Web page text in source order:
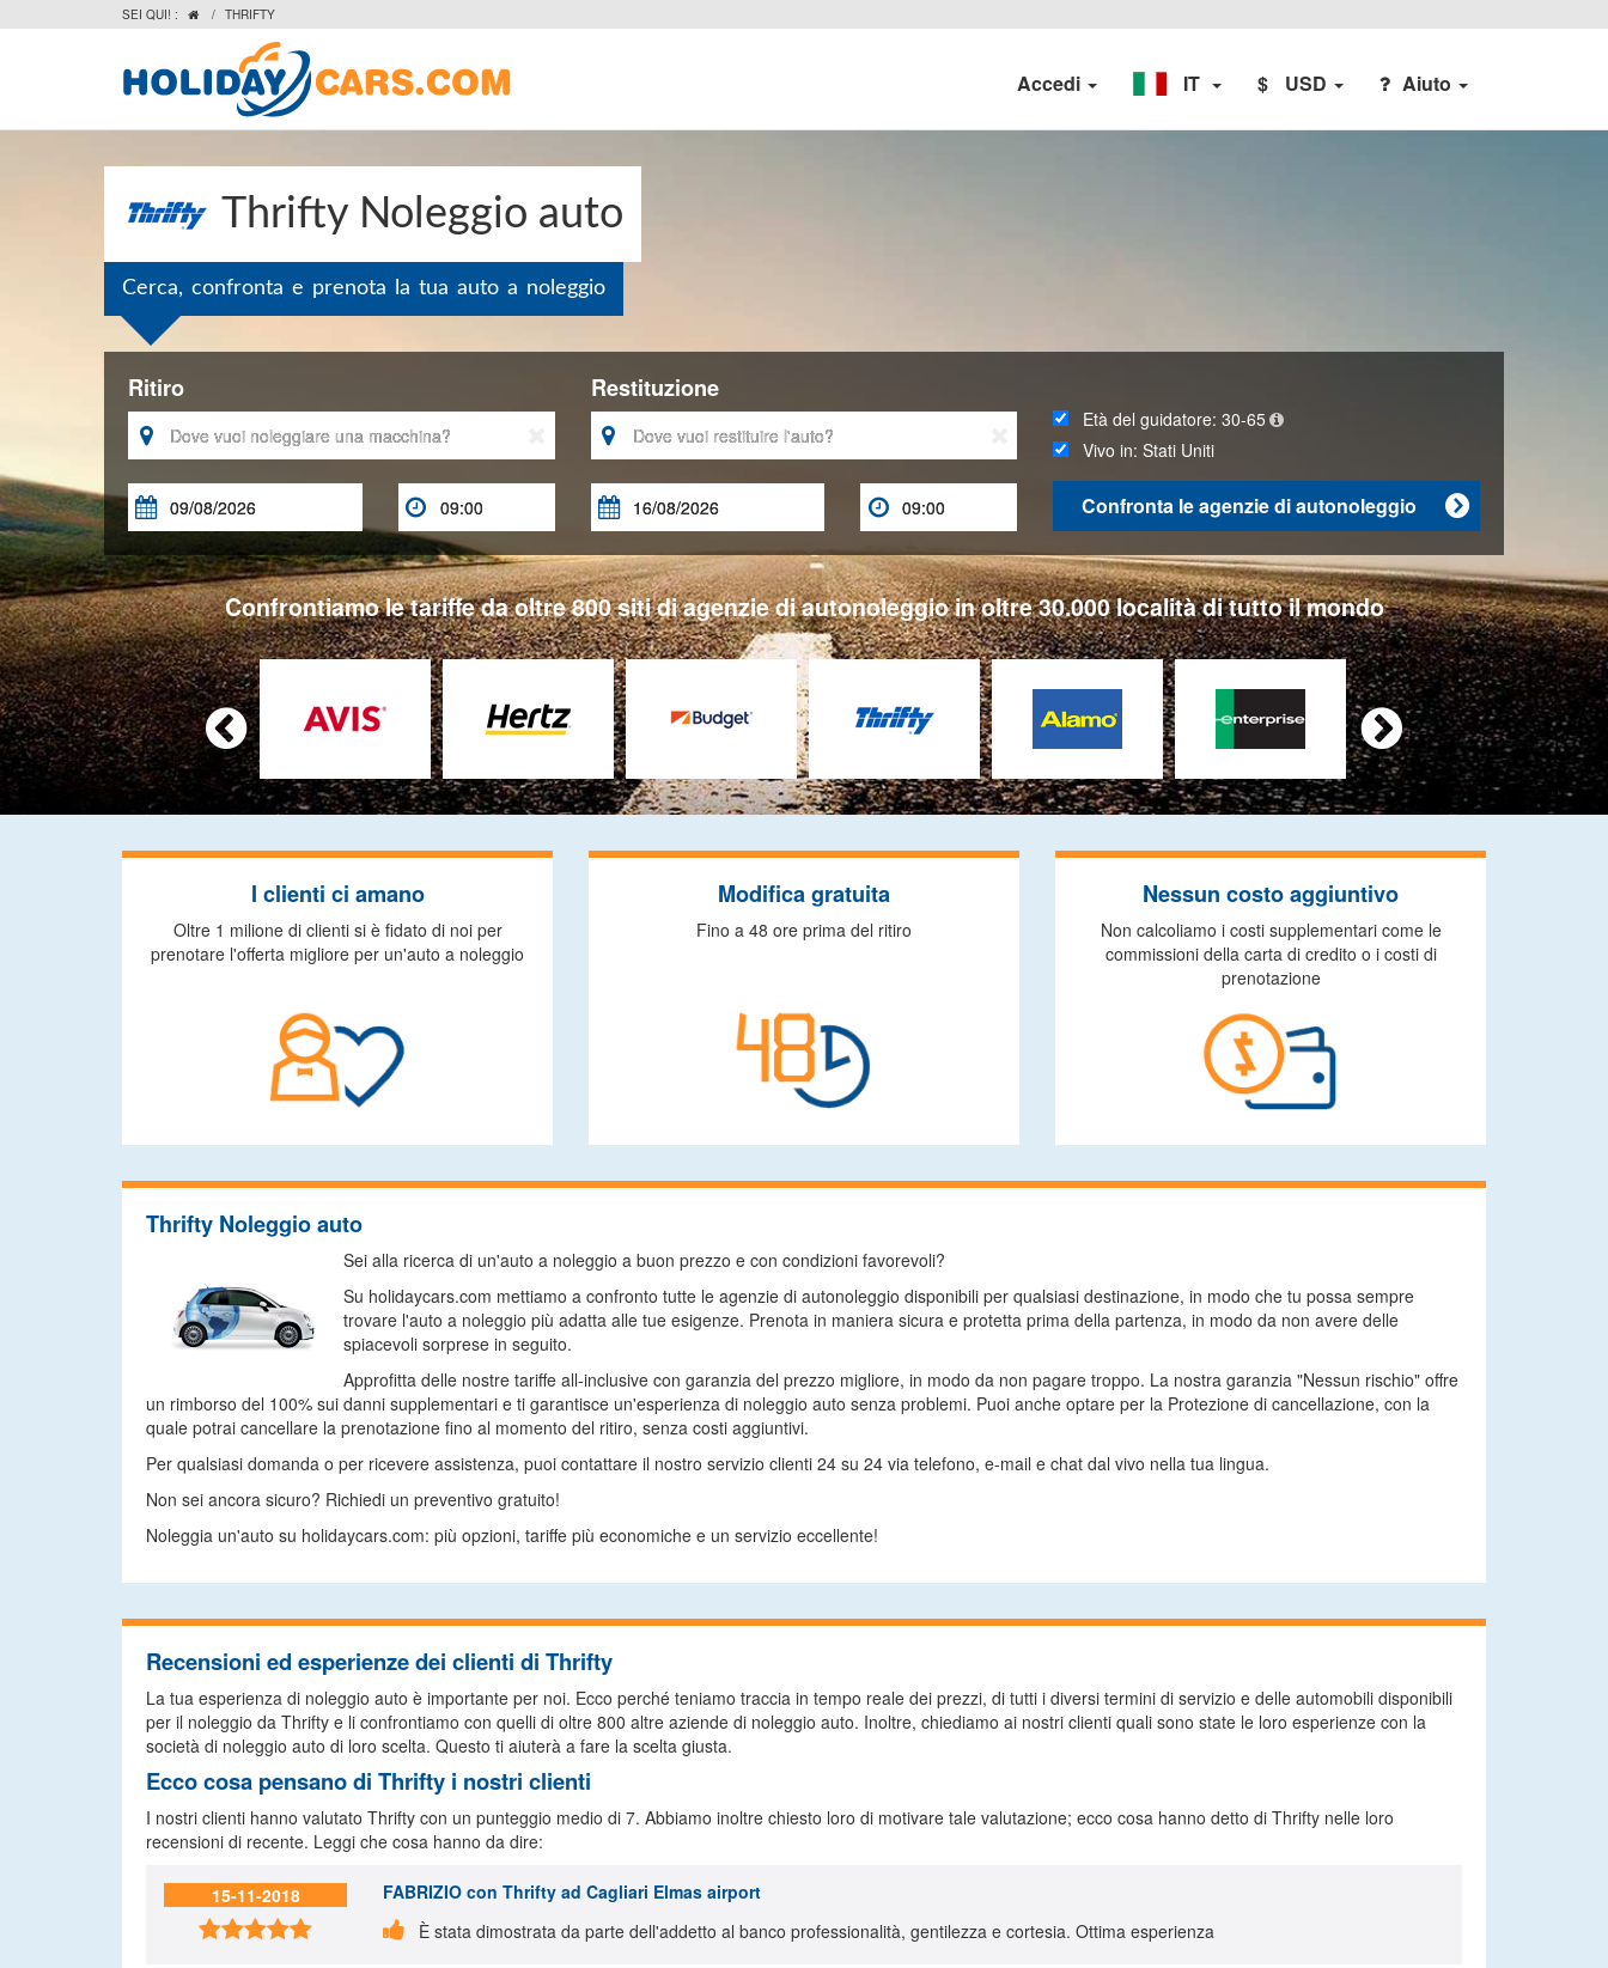
SEI QUI! :  / THRIFTY
Accedi IT $ USD Aiuto
Thrifty Noleggio auto
Cerca, confronta e prenota la tua auto a noleggio
Ritiro

 
Restituzione

 
Età del guidatore:30-65
Vivo in:Stati Uniti

Confronta le agenzie di autonoleggio
Confrontiamo le tariffe da oltre 800 siti di agenzie di autonoleggio in oltre 30.000 località di tutto il mondo
 
I clienti ci amano
Oltre 1 milione di clienti si è fidato di noi per
prenotare l'offerta migliore per un'auto a noleggio
Modifica gratuita
Fino a 48 ore prima del ritiro
Nessun costo aggiuntivo
Non calcoliamo i costi supplementari come le
commissioni della carta di credito o i costi di
prenotazione
Thrifty Noleggio auto
Sei alla ricerca di un'auto a noleggio a buon prezzo e con condizioni favorevoli?
Su holidaycars.com mettiamo a confronto tutte le agenzie di autonoleggio disponibili per qualsiasi destinazione, in modo che tu possa sempre
trovare l'auto a noleggio più adatta alle tue esigenze. Prenota in maniera sicura e protetta prima della partenza, in modo da non avere delle
spiacevoli sorprese in seguito.
Approfitta delle nostre tariffe all-inclusive con garanzia del prezzo migliore, in modo da non pagare troppo. La nostra garanzia "Nessun rischio" offre
un rimborso del 100% sui danni supplementari e ti garantisce un'esperienza di noleggio auto senza problemi. Puoi anche optare per la Protezione di cancellazione, con la
quale potrai cancellare la prenotazione fino al momento del ritiro, senza costi aggiuntivi.
Per qualsiasi domanda o per ricevere assistenza, puoi contattare il nostro servizio clienti 24 su 24 via telefono, e-mail e chat dal vivo nella tua lingua.
Non sei ancora sicuro? Richiedi un preventivo gratuito!
Noleggia un'auto su holidaycars.com: più opzioni, tariffe più economiche e un servizio eccellente!
Recensioni ed esperienze dei clienti di Thrifty
La tua esperienza di noleggio auto è importante per noi. Ecco perché teniamo traccia in tempo reale dei prezzi, di tutti i diversi termini di servizio e delle automobili disponibili
per il noleggio da Thrifty e li confrontiamo con quelli di oltre 800 altre aziende di noleggio auto. Inoltre, chiediamo ai nostri clienti quali sono state le loro esperienze con la
società di noleggio auto di loro scelta. Questo ti aiuterà a fare la scelta giusta.
Ecco cosa pensano di Thrifty i nostri clienti
I nostri clienti hanno valutato Thrifty con un punteggio medio di 7. Abbiamo inoltre chiesto loro di motivare tale valutazione; ecco cosa hanno detto di Thrifty nelle loro
recensioni di recente. Leggi che cosa hanno da dire:
15-11-2018

FABRIZIO con Thrifty ad Cagliari Elmas airport

È stata dimostrata da parte dell'addetto al banco professionalità, gentilezza e cortesia. Ottima esperienza